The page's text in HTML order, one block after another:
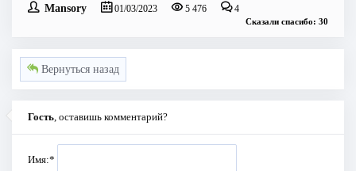
Mansory 01/03/2023 5 476 4
Сказали спасибо: 30
Вернуться назад
Гость, оставишь комментарий?
Имя:*